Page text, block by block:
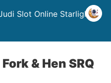
Slot Online Starlight
& Hen SRQ